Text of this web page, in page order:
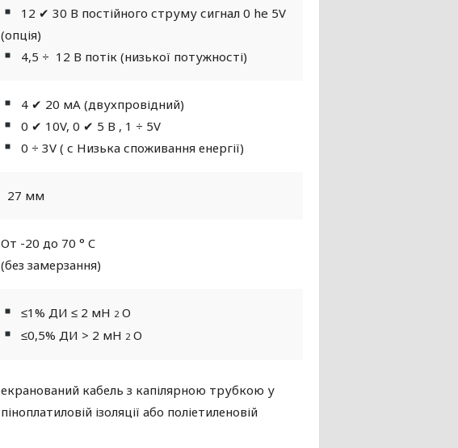
12 ✔ 30 В постійного струму сигнал 0 he 5V
(опція)
4,5 ÷ 12 В потік (низької потужності)
4 ✔ 20 мА (двухпровідний)
0 ✔ 10V, 0 ✔ 5 В , 1 ÷ 5V
0 ÷ 3V ( с Низька споживання енергії)
27 мм
От -20 до 70 ° C
(без замерзання)
≤1% ДИ ≤ 2 мН 2O
≤0,5% ДИ > 2 мН 2O
екранований кабель з капілярною трубкою у
піноплатиловій ізоляції або поліетиленовій